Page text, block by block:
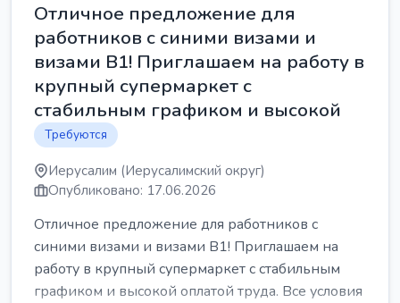
Отличное предложение для
работников с синими визами и
визами B1! Приглашаем на работу в
крупный супермаркет с
стабильным графиком и высокой
Требуются
Иерусалим (Иерусалимский округ)
Опубликовано: 17.06.2026
Отличное предложение для работников с
синими визами и визами B1! Приглашаем на
работу в крупный супермаркет с стабильным
графиком и высокой оплатой труда. Все условия